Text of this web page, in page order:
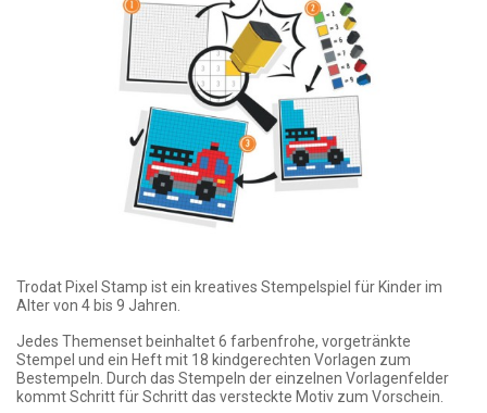
Trodat Pixel Stamp ist ein kreatives Stempelspiel für Kinder im
Alter von 4 bis 9 Jahren.
Jedes Themenset beinhaltet 6 farbenfrohe, vorgetränkte
Stempel und ein Heft mit 18 kindgerechten Vorlagen zum
Bestempeln. Durch das Stempeln der einzelnen Vorlagenfelder
kommt Schritt für Schritt das versteckte Motiv zum Vorschein.